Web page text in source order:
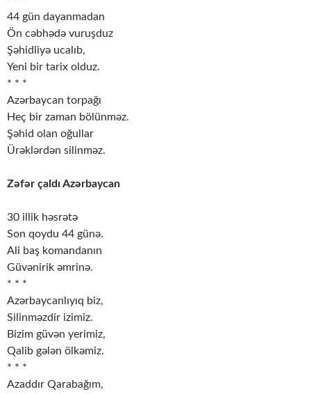
44 gün dayanmadan
Ön cəbhədə vuruşduz
Şəhidliyə ucalıb,
Yeni bir tarix olduz.
* * *
Azərbaycan torpağı
Heç bir zaman bölünməz.
Şəhid olan oğullar
Ürəklərdən silinməz.
Zəfər çaldı Azərbaycan
30 illik həsrətə
Son qoydu 44 günə.
Ali baş komandanın
Güvənirik əmrinə.
* * *
Azərbaycanlıyıq biz,
Silinməzdir izimiz.
Bizim güvən yerimiz,
Qalib gələn ölkəmiz.
* * *
Azaddır Qarabağım,